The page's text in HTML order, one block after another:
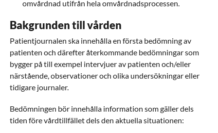
omvårdnad utifrån hela omvårdnadsprocessen.
Bakgrunden till vården
Patientjournalen ska innehålla en första bedömning av
patienten och därefter återkommande bedömningar som
bygger på till exempel intervjuer av patienten och/eller
närstående, observationer och olika undersökningar eller
tidigare journaler.
Bedömningen bör innehålla information som gäller dels
tiden före vårdtillfället dels den aktuella situationen: